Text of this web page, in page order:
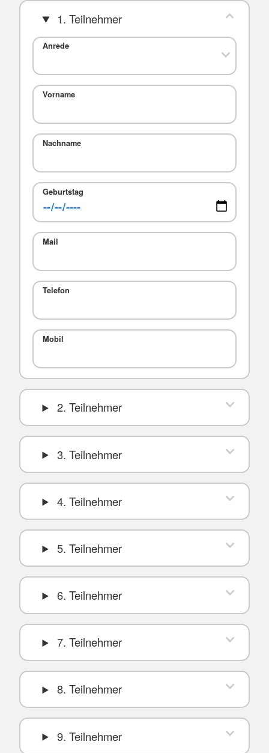
1. Teilnehmer
Anrede
Vorname
Nachname
Geburtstag
Mail
Telefon
Mobil
2. Teilnehmer
3. Teilnehmer
4. Teilnehmer
5. Teilnehmer
6. Teilnehmer
7. Teilnehmer
8. Teilnehmer
9. Teilnehmer